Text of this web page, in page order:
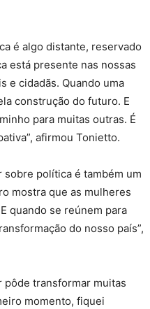
é algo distante, reservado
está presente nas nossas
e cidadãs. Quando uma
construção do futuro. E
para muitas outras. É
afirmou Tonietto.
política é também um
mostra que as mulheres
quando se reúnem para
do nosso país”,
pôde transformar muitas
momento, fiquei